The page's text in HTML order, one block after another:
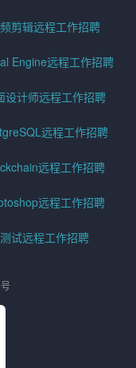
剪辑远程工作招聘
Engine远程工作招聘
设计师远程工作招聘
远程工作招聘
远程工作招聘
远程工作招聘
测试远程工作招聘